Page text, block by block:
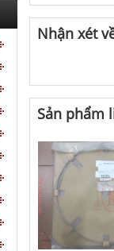
Nhận xét
Sản phẩm